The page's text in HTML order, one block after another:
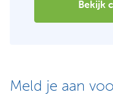
Bekijk
Meld je aan